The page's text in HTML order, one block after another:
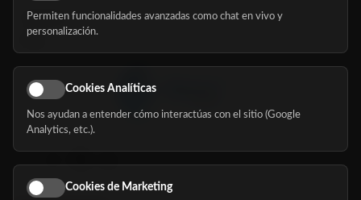
Nosotros
Síguenos
Permiten funcionalidades avanzadas como chat en vivo y
personalización.
Cookies Analíticas
Nos ayudan a entender cómo interactúas con el sitio (Google
Analytics, etc.).
Cookies de Marketing